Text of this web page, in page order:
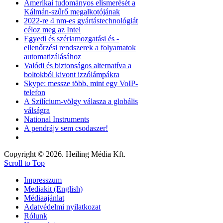
Amerikai tudományos elismerését a
Kálmán-szűrő megalkotójának
2022-re 4 nm-es gyártástechnológiát
céloz meg az Intel
Egyedi és szériamozgatási és -
ellenőrzési rendszerek a folyamatok
automatizálásához
Valódi és biztonságos alternatíva a
boltokból kivont izzólámpákra
Skype: messze több, mint egy VoIP-
telefon
A Szilícium-völgy válasza a globális
válságra
National Instruments
A pendrájv sem csodaszer!
Copyright © 2026. Heiling Média Kft.
Scroll to Top
Impresszum
Mediakit (English)
Médiaajánlat
Adatvédelmi nyilatkozat
Rólunk